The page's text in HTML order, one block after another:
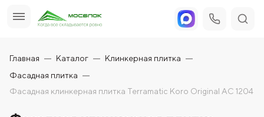
Главная Каталог
Клинкерная плитка
Фасадная плитка
Фасадная клинкерная плитка Terramatic Koro Original AC 1204